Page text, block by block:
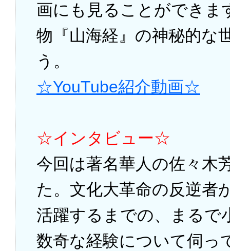
画にも見ることができま
物『山海経』の神秘的な
う。
☆YouTube紹介動画☆
☆インタビュー☆
今回は著名華人の佐々木
た。文化大革命の反逆者
活躍するまでの、まるで
数奇な経験について伺っ